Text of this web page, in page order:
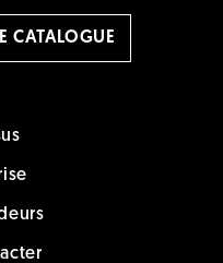
CATALOGUE